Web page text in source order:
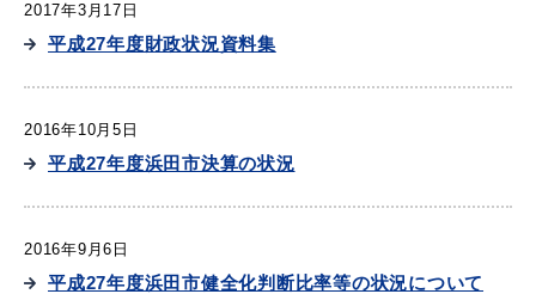
2017年3月17日
平成27年度財政状況資料集
2016年10月5日
平成27年度浜田市決算の状況
2016年9月6日
平成27年度浜田市健全化判断比率等の状況について